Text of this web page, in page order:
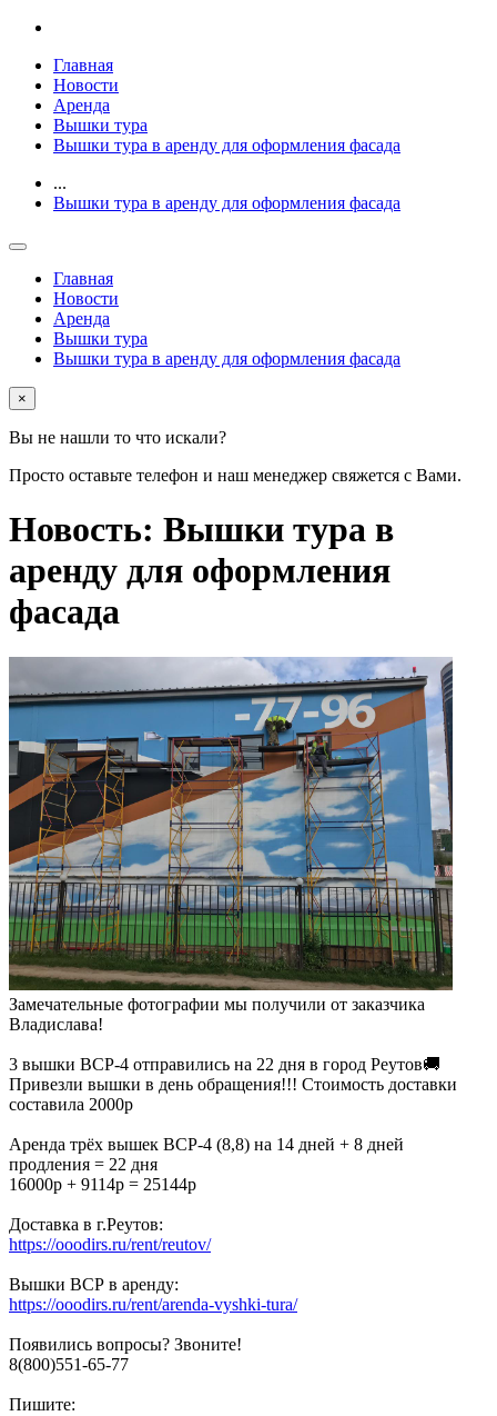
Главная
Новости
Аренда
Вышки тура
Вышки тура в аренду для оформления фасада
...
Вышки тура в аренду для оформления фасада
Главная
Новости
Аренда
Вышки тура
Вышки тура в аренду для оформления фасада
×
Вы не нашли то что искали?
Просто оставьте телефон и наш менеджер свяжется с Вами.
Новость: Вышки тура в
аренду для оформления
фасада
Замечательные фотографии мы получили от заказчика
Владислава!
3 вышки ВСР-4 отправились на 22 дня в город Реутов🚚
Привезли вышки в день обращения!!! Стоимость доставки
составила 2000р
Аренда трёх вышек ВСР-4 (8,8) на 14 дней + 8 дней
продления = 22 дня
16000р + 9114р = 25144р
Доставка в г.Реутов:
https://ooodirs.ru/rent/reutov/
Вышки ВСР в аренду:
https://ooodirs.ru/rent/arenda-vyshki-tura/
Появились вопросы? Звоните!
8(800)551-65-77
Пишите: